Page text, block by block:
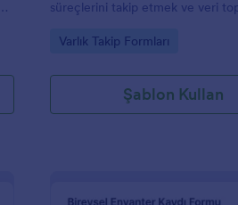
süreçlerini takip etmek ve veri
ekipler için pratik bir form
Go to Category:
Varlık Takip Formları
Şablon Kullan